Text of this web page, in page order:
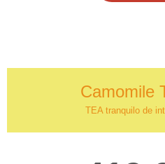
Camomile
TEA tranquilo de